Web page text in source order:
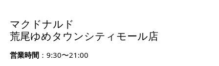
マクドナルド
荒尾ゆめタウンシティモール店
営業時間 ：9:30〜21:00